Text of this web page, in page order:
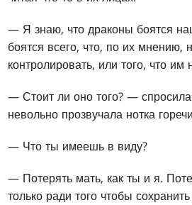
— Я знаю, что драконы боятся
боятся всего, что, по их мнению,
контролировать, или того, что им
— Стоит ли оно того? —
невольно прозвучала нотка
— Что ты имеешь в виду?
— Потерять мать, как ты и я.
только ради того чтобы